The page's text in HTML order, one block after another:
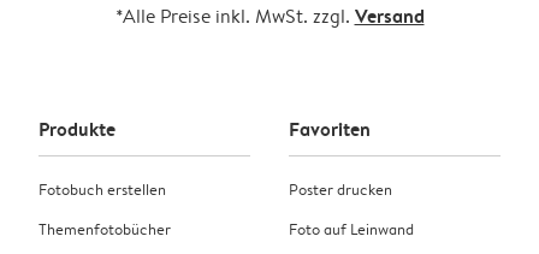
örtliches Zollamt zu wenden.
*Alle Preise inkl. MwSt. zzgl. Versand
Produkte
Fotobuch erstellen
Themenfotobücher
Favoriten
Poster drucken
Foto auf Leinwand